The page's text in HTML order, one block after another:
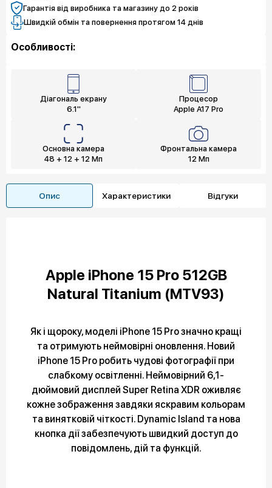
Гарантія від виробника та магазину до 2 років
Швидкій обмін та повернення протягом 14 днів
Особливості:
Діагональ екрану
6.1"
Процесор
Apple A17 Pro
Основна камера
48 + 12 + 12 Мп
Фронтальна камера
12 Мп
Опис Характеристики Відгуки
Apple iPhone 15 Pro 512GB
Natural Titanium (MTV93)
Як і щороку, моделі iPhone 15 Pro значно кращі
та отримують неймовірні оновлення. Новий
iPhone 15 Pro робить чудові фотографії при
слабкому освітленні. Неймовірний 6,1-
дюймовий дисплей Super Retina XDR оживляє
кожне зображення завдяки яскравим кольорам
та винятковій чіткості. Dynamic Island та нова
кнопка дії забезпечують швидкий доступ до
повідомлень, дій та функцій.